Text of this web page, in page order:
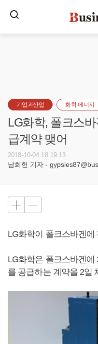
기업과산업 화학·에너지
LG화학, 폴크스
급계약 맺어
2018-10-04 18:19:13
남희헌 기자 -
LG화학이 폴크스바겐
LG화학은 폴크스바겐에
를 공급하는 계약을 2일